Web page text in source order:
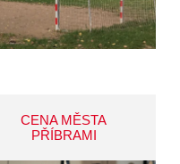
CENA MĚSTA
PŘÍBRAMI